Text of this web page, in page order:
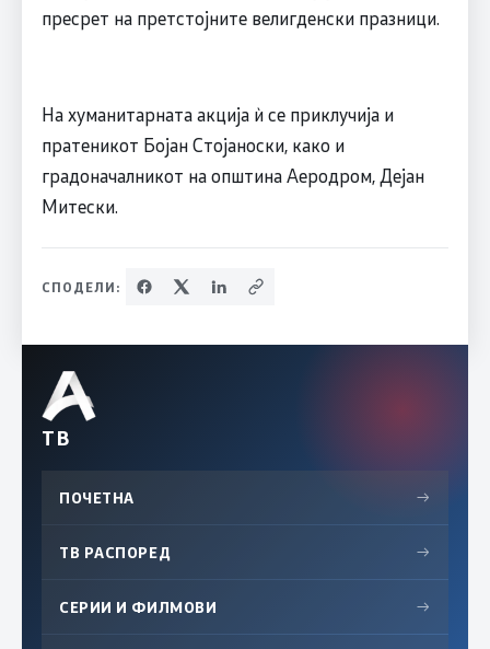
пресрет на претстојните велигденски празници.
На хуманитарната акција ѝ се приклучија и
пратеникот Бојан Стојаноски, како и
градоначалникот на општина Аеродром, Дејан
Митески.
СПОДЕЛИ:
ТВ
ПОЧЕТНА →
ТВ РАСПОРЕД →
СЕРИИ И ФИЛМОВИ →